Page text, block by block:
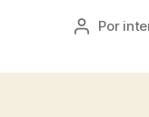
Autor
Por